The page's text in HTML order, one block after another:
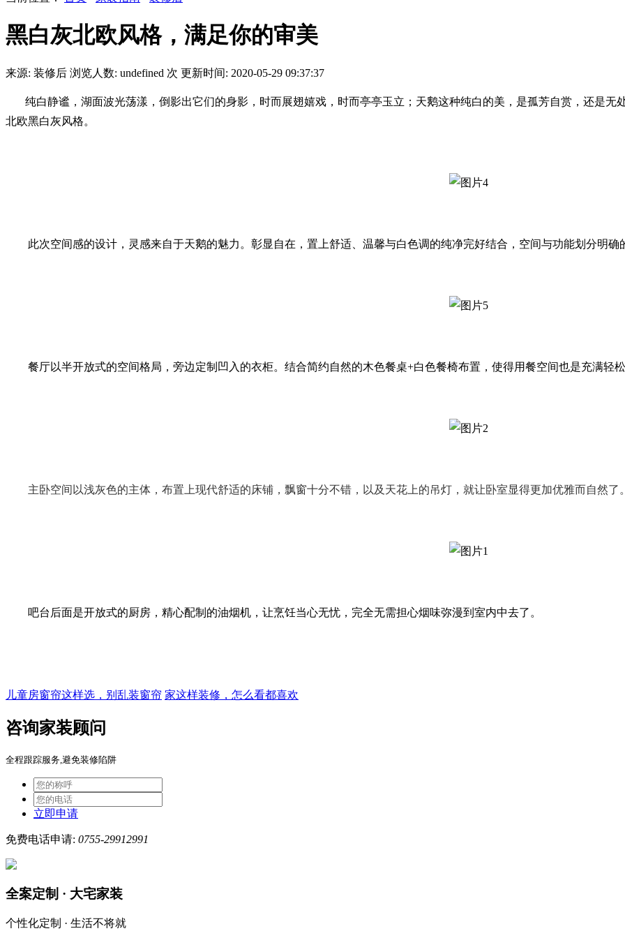
黑白灰北欧风格，满足你的审美
来源: 装修后 浏览人数: undefined 次 更新时间: 2020-05-29 09:37:37
纯白静谧，湖面波光荡漾，倒影出它们的身影，时而展翅嬉戏，时而亭亭玉立；天鹅这种纯白的美，是孤芳自赏，还是无
北欧黑白灰风格。
此次空间感的设计，灵感来自于天鹅的魅力。彰显自在，置上舒适、温馨与白色调的纯净完好结合，空间与功能划分明确
餐厅以半开放式的空间格局，旁边定制凹入的衣柜。结合简约自然的木色餐桌+白色餐椅布置，使得用餐空间也是充满轻松
主卧空间以浅灰色的主体，布置上现代舒适的床铺 ，飘窗十分不错 ， 以及天花上的吊灯 ， 就让卧室显得更加优雅而自然了 。
吧台后面是开放式的厨房，精心配制的油烟机，让烹饪当心无忧，完全无需担心烟味弥漫到室内中去了。
儿童房窗帘这样选，别乱装窗帘 家这样装修，怎么看都喜欢
咨询家装顾问
全程跟踪服务,避免装修陷阱
立即申请
免费电话申请: 0755-29912991
全案定制 · 大宅家装
个性化定制 · 生活不将就